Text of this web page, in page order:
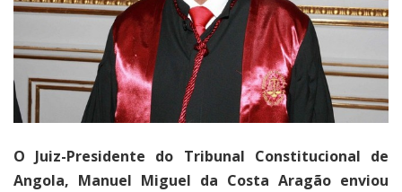
O Juiz-Presidente do Tribunal Constitucional de
Angola, Manuel Miguel da Costa Aragão enviou